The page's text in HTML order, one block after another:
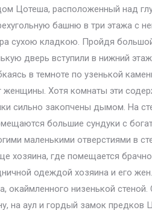
Цотеша, расположенный над
башню в три этажа с
сухою кладкою. Пройдя
дверь вступили в нижний
в темноте по узенькой
женщины. Хотя комнаты эти
сильно закопчены дымом. На
большие сундуки с
маленькими отверстиями в
хозяина, где помещается
одеждой хозяина и его
окаймленного низенькой
на аул и гордый замок предков